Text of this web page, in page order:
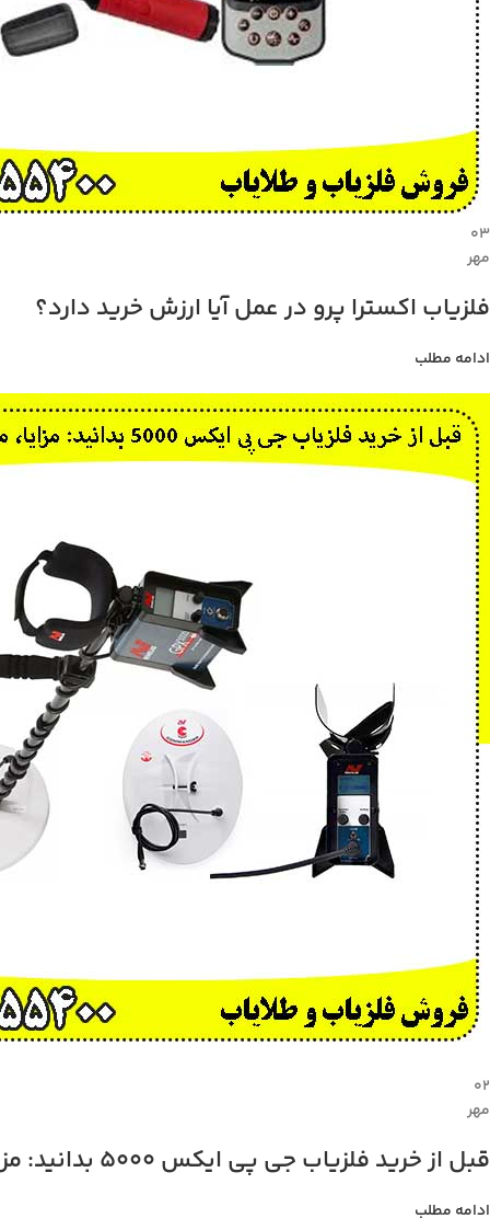
۰۳
مهر
فلزیاب اکسترا پرو در عمل آیا ارزش خرید دارد؟
ادامه مطلب
۰۲
مهر
قبل از خرید فلزیاب جی پی ایکس 5000 بدانید: مزایا، معایب، و قیمت
ادامه مطلب